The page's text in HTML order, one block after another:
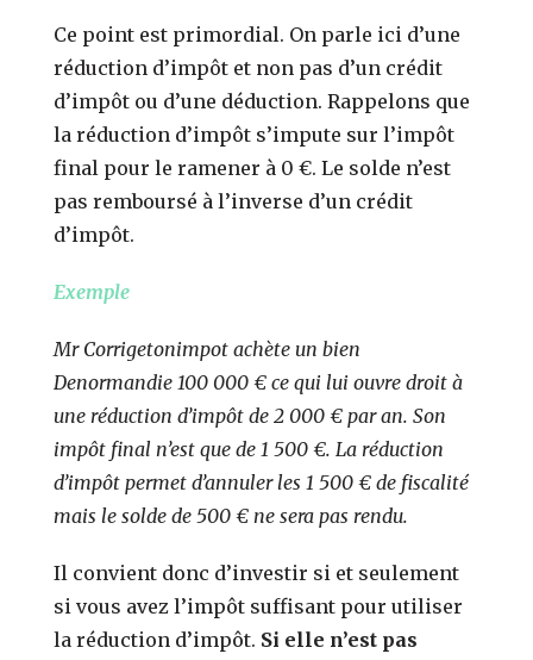
Ce point est primordial. On parle ici d’une
réduction d’impôt et non pas d’un crédit
d’impôt ou d’une déduction. Rappelons que
la réduction d’impôt s’impute sur l’impôt
final pour le ramener à 0 €. Le solde n’est
pas remboursé à l’inverse d’un crédit
d’impôt.
Exemple
Mr Corrigetonimpot achète un bien
Denormandie 100 000 € ce qui lui ouvre droit à
une réduction d’impôt de 2 000 € par an. Son
impôt final n’est que de 1 500 €. La réduction
d’impôt permet d’annuler les 1 500 € de fiscalité
mais le solde de 500 € ne sera pas rendu.
Il convient donc d’investir si et seulement
si vous avez l’impôt suffisant pour utiliser
la réduction d’impôt. Si elle n’est pas